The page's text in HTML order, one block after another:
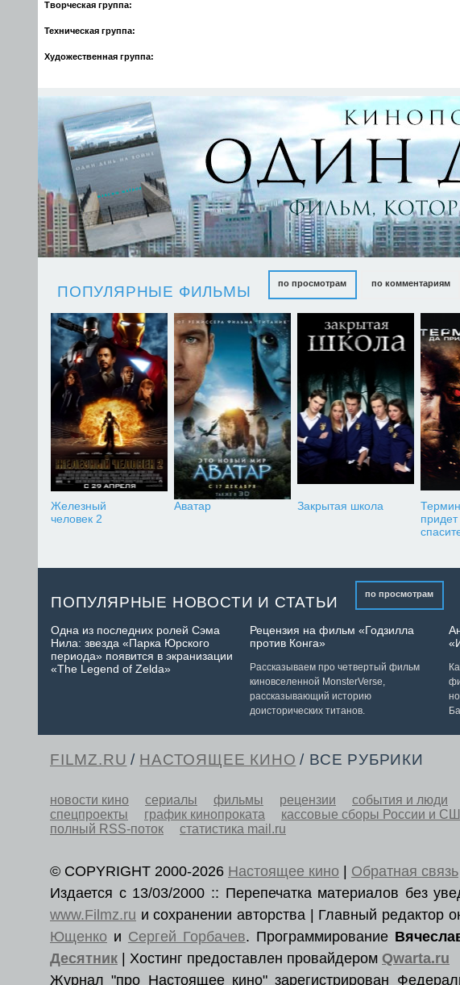
Творческая группа:
Техническая группа:
Художественная группа:
ПОПУЛЯРНЫЕ ФИЛЬМЫ по просмотрам
Железный
человек 2
Аватар Закрытая школа
придет
по комментариям
ПОПУЛЯРНЫЕ НОВОСТИ И СТАТЬИ по просмотрам
Одна из последних ролей Сэма
Нила: звезда «Парка Юрского
периода» появится в экранизации
«The Legend of Zelda»
Рецензия на фильм «Годзилла
против Конга»
Рассказываем про четвертый фильм
киновселенной MonsterVerse,
рассказывающий историю
доисторических титанов.
FILMZ.RU / НАСТОЯЩЕЕ КИНО / ВСЕ РУБРИКИ
новости кино сериалы фильмы рецензии события и люди
спецпроекты
график кинопроката кассовые сборы России и
полный RSS-поток
статистика mail.ru
© COPYRIGHT 2000-2026 Настоящее кино Обратная связь
Издается с 13/03/2000 :: Перепечатка материалов без
www.Filmz.ru и сохранении авторства | Главный
Ющенко и Сергей Горбачев. Программирование
Десятник | Хостинг предоставлен провайдером Qwarta.ru
Журнал "про Настоящее кино" зарегистрирован